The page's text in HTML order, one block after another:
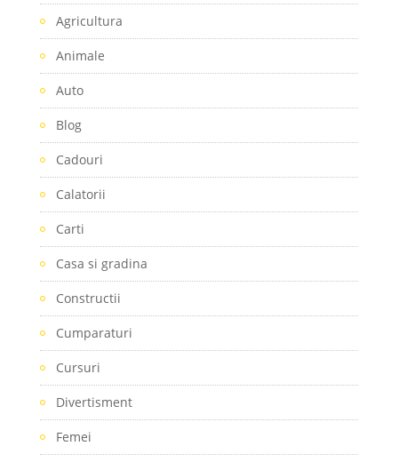
Agricultura
Animale
Auto
Blog
Cadouri
Calatorii
Carti
Casa si gradina
Constructii
Cumparaturi
Cursuri
Divertisment
Femei